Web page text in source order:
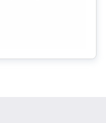
NOI - CALITATEA
- 44029 - Cod femela -
maxima a botului
maxima a botului 7